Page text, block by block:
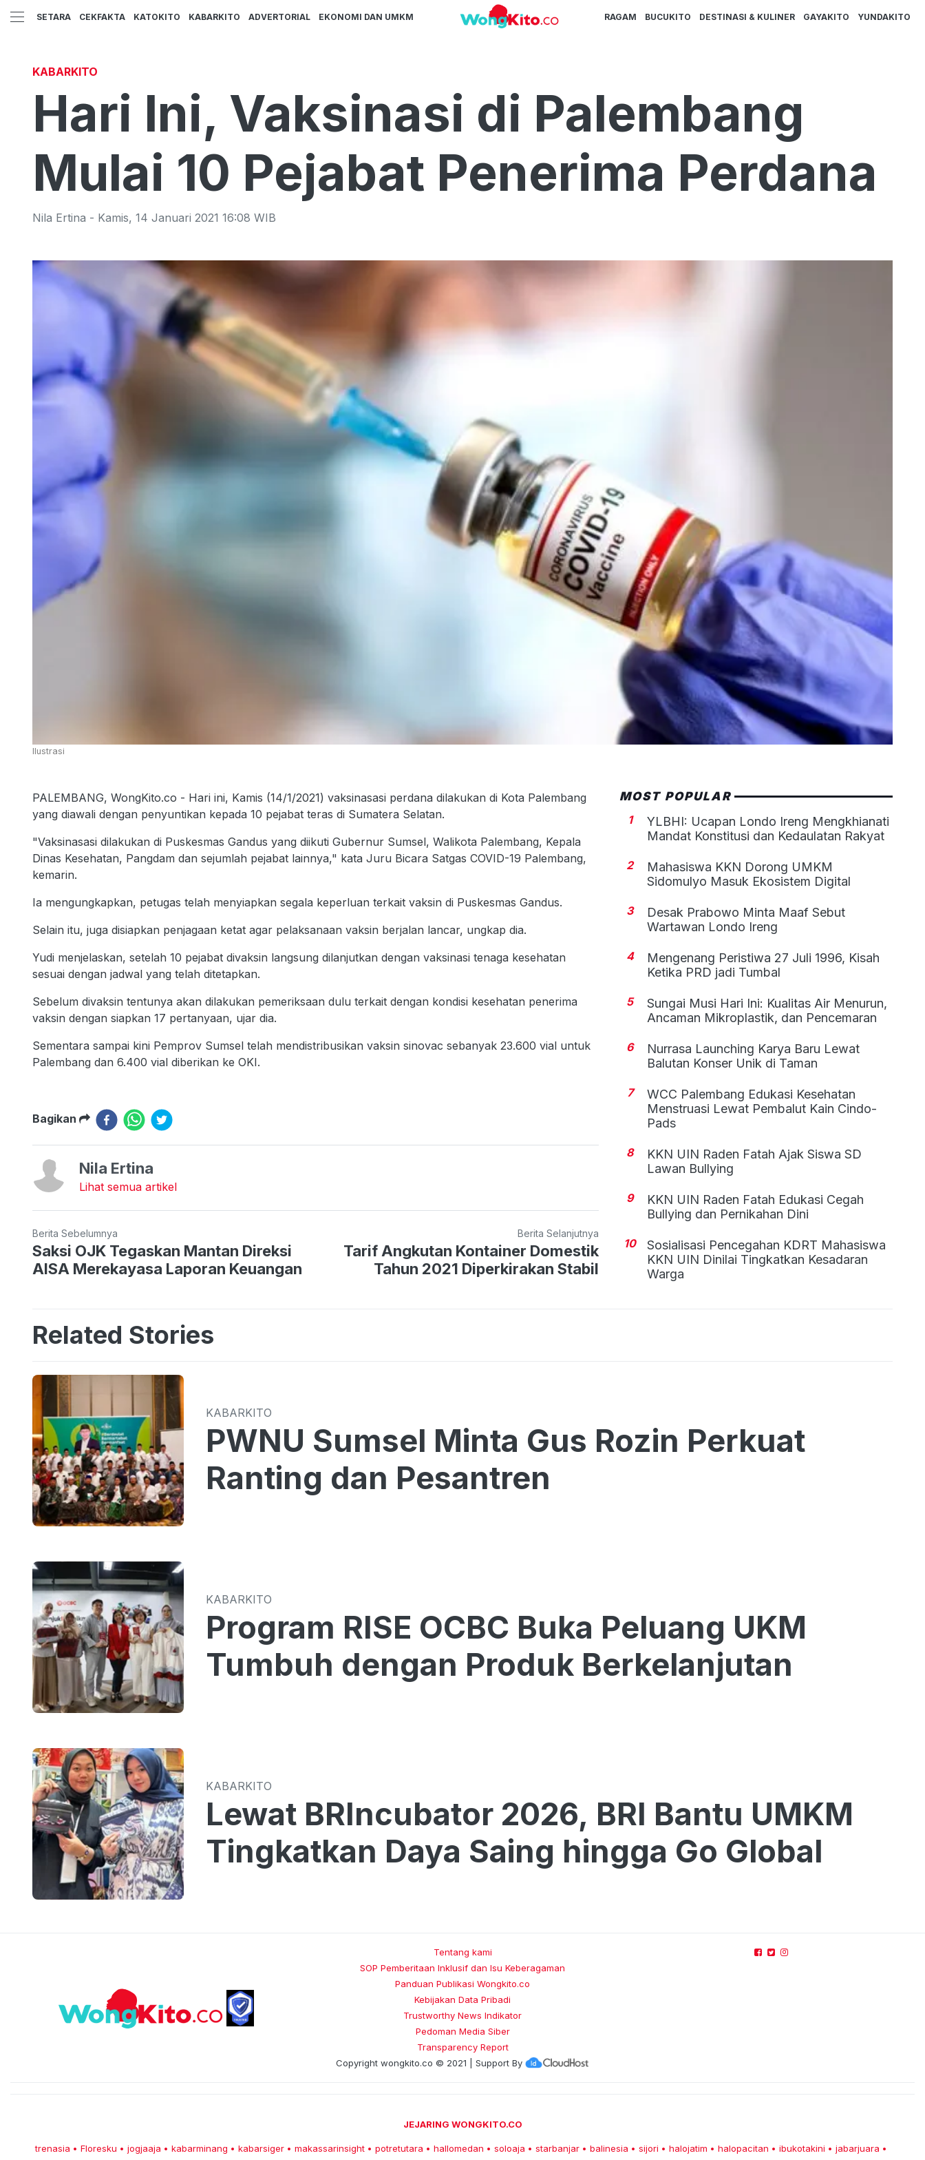
SETARA CEKFAKTA KATOKITO KABARKITO ADVERTORIAL EKONOMI DAN UMKM RAGAM BUCUKITO DESTINASI & KULINER GAYAKITO YUNDAKITO
KABARKITO
Hari Ini, Vaksinasi di Palembang
Mulai 10 Pejabat Penerima Perdana
Nila Ertina - Kamis, 14 Januari 2021 16:08 WIB
Ilustrasi
PALEMBANG, WongKito.co - Hari ini, Kamis (14/1/2021) vaksinasasi perdana dilakukan di Kota Palembang
yang diawali dengan penyuntikan kepada 10 pejabat teras di Sumatera Selatan.
"Vaksinasasi dilakukan di Puskesmas Gandus yang diikuti Gubernur Sumsel, Walikota Palembang, Kepala
Dinas Kesehatan, Pangdam dan sejumlah pejabat lainnya," kata Juru Bicara Satgas COVID-19 Palembang,
kemarin.
Ia mengungkapkan, petugas telah menyiapkan segala keperluan terkait vaksin di Puskesmas Gandus.
Selain itu, juga disiapkan penjagaan ketat agar pelaksanaan vaksin berjalan lancar, ungkap dia.
Yudi menjelaskan, setelah 10 pejabat divaksin langsung dilanjutkan dengan vaksinasi tenaga kesehatan
sesuai dengan jadwal yang telah ditetapkan.
Sebelum divaksin tentunya akan dilakukan pemeriksaan dulu terkait dengan kondisi kesehatan penerima
vaksin dengan siapkan 17 pertanyaan, ujar dia.
Sementara sampai kini Pemprov Sumsel telah mendistribusikan vaksin sinovac sebanyak 23.600 vial untuk
Palembang dan 6.400 vial diberikan ke OKI.
Bagikan
Nila Ertina
Lihat semua artikel
Berita Sebelumnya
Saksi OJK Tegaskan Mantan Direksi
AISA Merekayasa Laporan Keuangan
Berita Selanjutnya
Tarif Angkutan Kontainer Domestik
Tahun 2021 Diperkirakan Stabil
MOST POPULAR
1
YLBHI: Ucapan Londo Ireng Mengkhianati
Mandat Konstitusi dan Kedaulatan Rakyat
2
Mahasiswa KKN Dorong UMKM
Sidomulyo Masuk Ekosistem Digital
3
Desak Prabowo Minta Maaf Sebut
Wartawan Londo Ireng
4
Mengenang Peristiwa 27 Juli 1996, Kisah
Ketika PRD jadi Tumbal
5
Sungai Musi Hari Ini: Kualitas Air Menurun,
Ancaman Mikroplastik, dan Pencemaran
6
Nurrasa Launching Karya Baru Lewat
Balutan Konser Unik di Taman
7
WCC Palembang Edukasi Kesehatan
Menstruasi Lewat Pembalut Kain Cindo-
Pads
8
KKN UIN Raden Fatah Ajak Siswa SD
Lawan Bullying
9
KKN UIN Raden Fatah Edukasi Cegah
Bullying dan Pernikahan Dini
10
Sosialisasi Pencegahan KDRT Mahasiswa
KKN UIN Dinilai Tingkatkan Kesadaran
Warga
Related Stories
KABARKITO
PWNU Sumsel Minta Gus Rozin Perkuat
Ranting dan Pesantren
KABARKITO
Program RISE OCBC Buka Peluang UKM
Tumbuh dengan Produk Berkelanjutan
KABARKITO
Lewat BRIncubator 2026, BRI Bantu UMKM
Tingkatkan Daya Saing hingga Go Global
Tentang kami
SOP Pemberitaan Inklusif dan Isu Keberagaman
Panduan Publikasi Wongkito.co
Kebijakan Data Pribadi
Trustworthy News Indikator
Pedoman Media Siber
Transparency Report
Copyright wongkito.co © 2021 | Support By
JEJARING WONGKITO.CO
trenasia • Floresku • jogjaaja • kabarminang • kabarsiger • makassarinsight • potretutara • hallomedan • soloaja • starbanjar • balinesia • sijori • halojatim • halopacitan • ibukotakini • jabarjuara •